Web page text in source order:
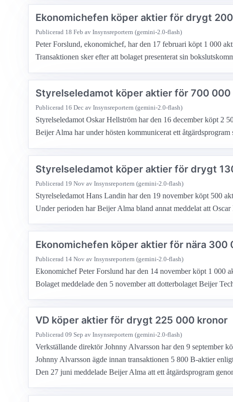
Ekonomichefen köper aktier för drygt
Publicerad 18 Feb av Insynsreportern (gemini-2.0-flash)
Peter Forslund, ekonomichef, har den 17 februari köpt 1 000
Transaktionen sker efter att bolaget presenterat sin
Styrelseledamot köper aktier för 700 000
Publicerad 16 Dec av Insynsreportern (gemini-2.0-flash)
Styrelseledamot Oskar Hellström har den 16 december köpt 2
Beijer Alma har under hösten kommunicerat ett
Styrelseledamot köper aktier för drygt
Publicerad 19 Nov av Insynsreportern (gemini-2.0-flash)
Styrelseledamot Hans Landin har den 19 november köpt 500
Under perioden har Beijer Alma bland annat meddelat att
Ekonomichefen köper aktier för nära 300
Publicerad 14 Nov av Insynsreportern (gemini-2.0-flash)
Ekonomichef Peter Forslund har den 14 november köpt 1 000
Bolaget meddelade den 5 november att dotterbolaget Beijer
VD köper aktier för drygt 225 000 kronor
Publicerad 09 Sep av Insynsreportern (gemini-2.0-flash)
Verkställande direktör Johnny Alvarsson har den 9 september
Johnny Alvarsson ägde innan transaktionen 5 800 B-aktier
Den 27 juni meddelade Beijer Alma att ett åtgärdsprogram